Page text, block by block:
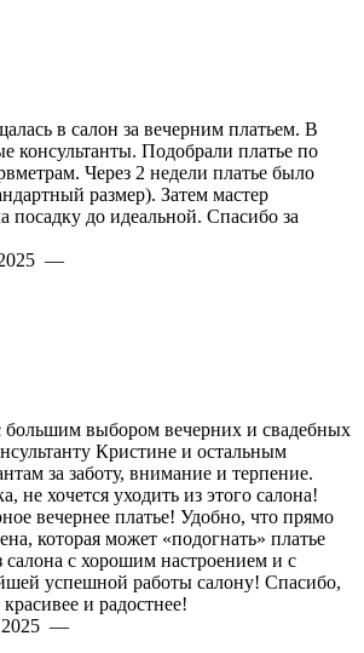
в салон за вечерним платьем. В
консультанты. Подобрали платье по
Через 2 недели платье было
размер). Затем мастер
посадку до идеальной. Спасибо за
—
большим выбором вечерних и свадебных
Кристине и остальным
за заботу, внимание и терпение.
не хочется уходить из этого салона!
вечернее платье! Удобно, что прямо
которая может «подогнать» платье
с хорошим настроением и с
успешной работы салону! Спасибо,
и радостнее!
—